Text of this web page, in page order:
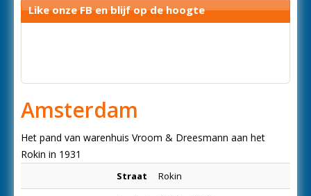
Like onze FB en blijf op de hoogte
Amsterdam
Het pand van warenhuis Vroom & Dreesmann aan het
Rokin in 1931
Straat Rokin